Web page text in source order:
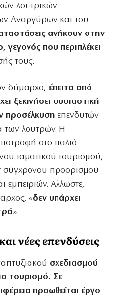
λουτρικών
Αναργύρων και του
ανήκουν στην
γεγονός που περιπλέκει
τους.
δήμαρχο, έπειτα από
ξεκινήσει ουσιαστική
προσέλκυση επενδυτών
των λουτρών. Η
στο παλιό
ιαματικού τουρισμού,
σύγχρονου προορισμού
εμπειριών. Αλλωστε,
«δεν υπάρχει
».
νέες επενδύσεις
σχεδιασμού
τουρισμό. Σε
προωθείται έργο